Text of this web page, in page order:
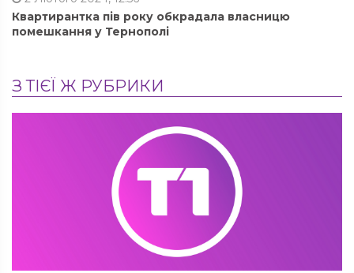
Квартирантка пів року обкрадала власницю
помешкання у Тернополі
З ТІЄЇ Ж РУБРИКИ